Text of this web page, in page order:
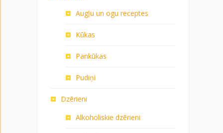
Augļu un ogu receptes
Kūkas
Pankūkas
Pudiņi
Dzērieni
Alkoholiskie dzērieni